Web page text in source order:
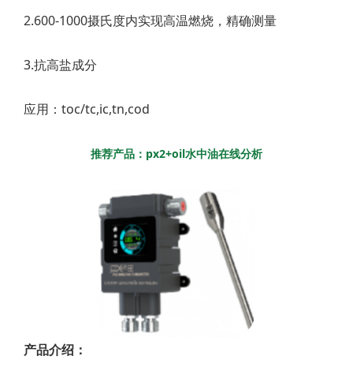
2.600-1000摄氏度内实现高温燃烧，精确测量
3.抗高盐成分
应用：toc/tc,ic,tn,cod
推荐产品：px2+oil水中油在线分析
产品介绍：